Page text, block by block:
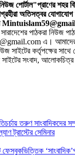
পোর্টাল"প্রাণের শহর
অতিসত্বর যোগাযোগ
পাঠকরা নিউজ
এ। আমাদের
সাইটের কর্তৃপক্ষের
সংবাদ,
তরুণ সাংবাদিকদের
ট্রাস্টের সেমিনার